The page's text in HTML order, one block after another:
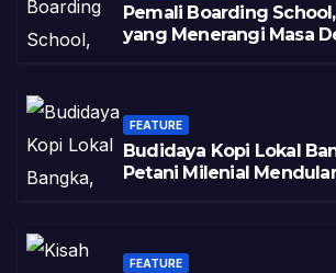
Pemali Boarding
yang Menerangi Masa
FEATURE
Budidaya Kopi Lokal
Petani Milenial
FEATURE